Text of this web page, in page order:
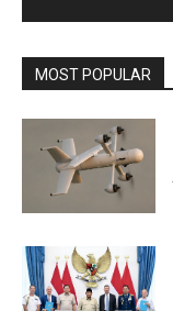
MOST POPULAR